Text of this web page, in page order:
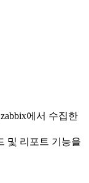
에서 수집한
및 리포트 기능을